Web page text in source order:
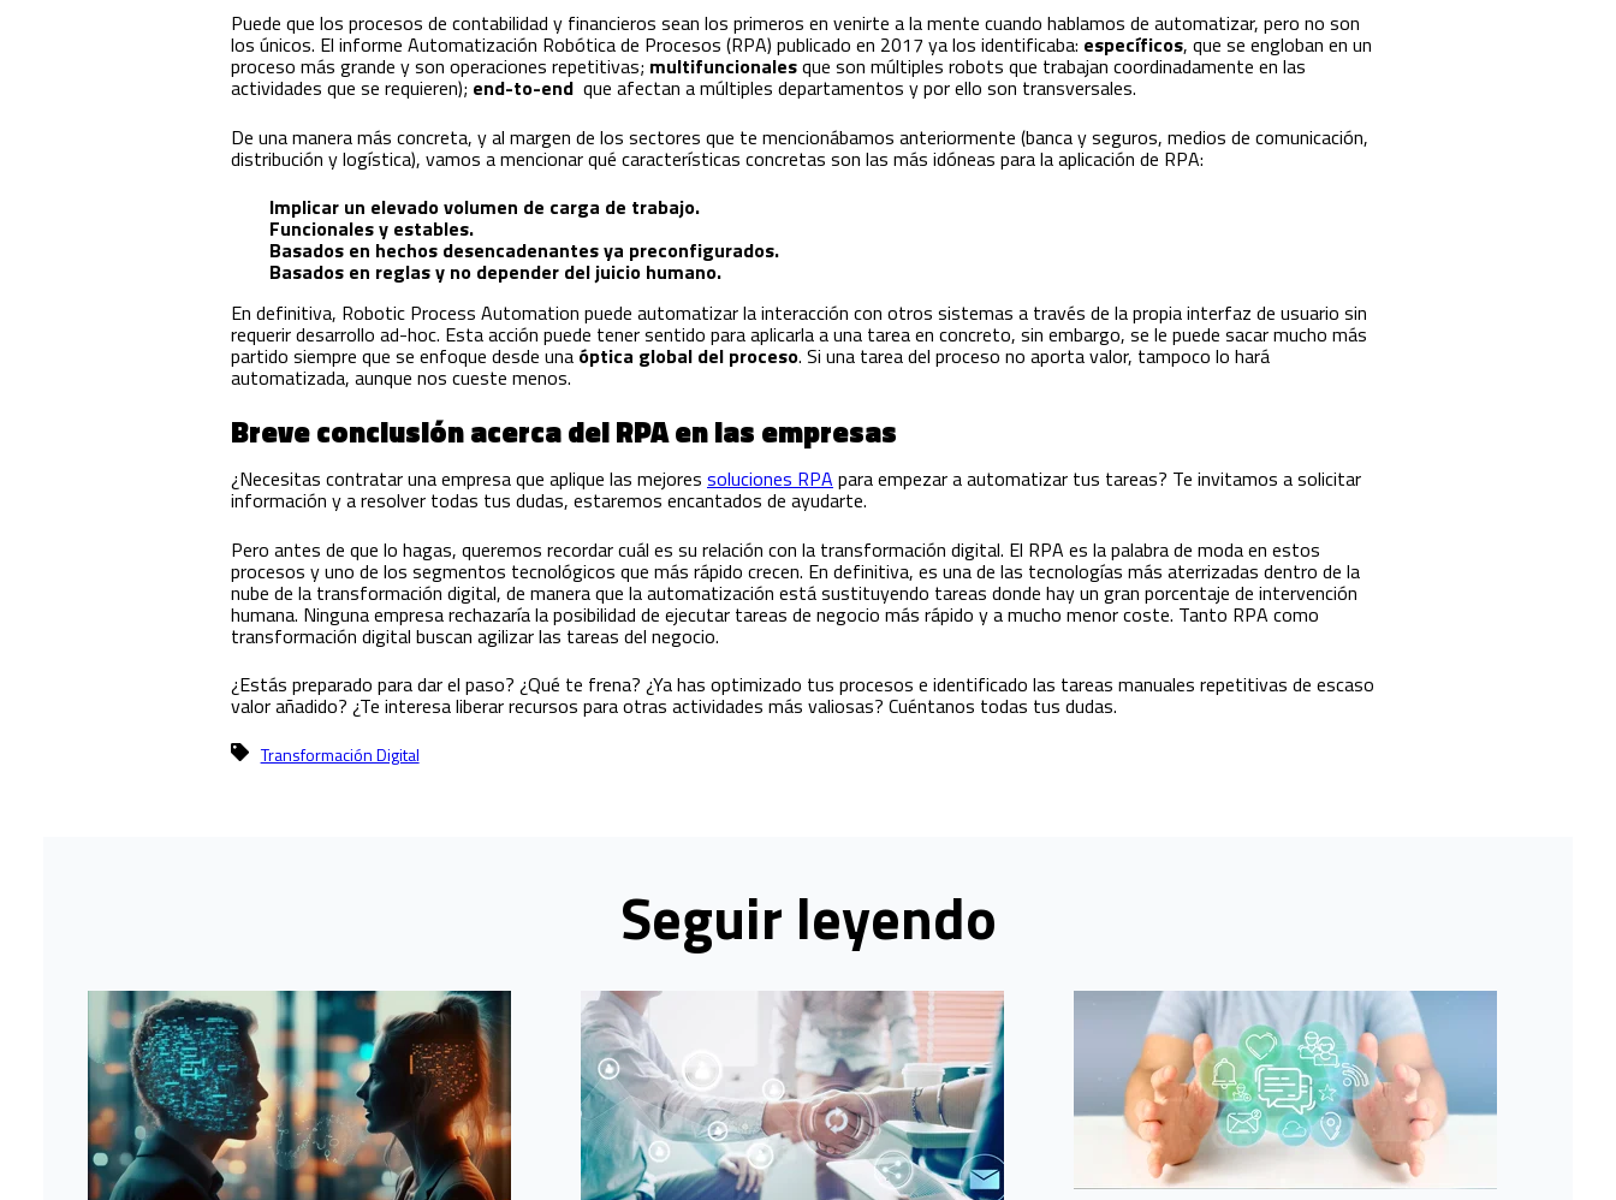
Puede que los procesos de contabilidad y financieros sean los primeros en venirte a la mente cuando hablamos de automatizar, pero no son
los únicos. El informe Automatización Robótica de Procesos (RPA) publicado en 2017 ya los identificaba: específicos, que se engloban en un
proceso más grande y son operaciones repetitivas; multifuncionalesque son múltiples robots que trabajan coordinadamente en las
actividades que se requieren); end-to-end que afectan a múltiples departamentos y por ello son transversales.
De una manera más concreta, y al margen de los sectores que te mencionábamos anteriormente (banca y seguros, medios de comunicación,
distribución y logística), vamos a mencionar qué características concretas son las más idóneas para la aplicación de RPA:
Implicar un elevado volumen de carga de trabajo.
Funcionales y estables.
Basados en hechos desencadenantes ya preconfigurados.
Basados en reglas y no depender del juicio humano.
En definitiva, Robotic Process Automation puede automatizar la interacción con otros sistemas a través de la propia interfaz de usuario sin
requerir desarrollo ad-hoc. Esta acción puede tener sentido para aplicarla a una tarea en concreto, sin embargo, se le puede sacar mucho más
partido siempre que se enfoque desde una óptica global del proceso. Si una tarea del proceso no aporta valor, tampoco lo hará
automatizada, aunque nos cueste menos.
Breve conclusión acerca del RPA en las empresas
¿Necesitas contratar una empresa que aplique las mejores soluciones RPA para empezar a automatizar tus tareas? Te invitamos a solicitar
información y a resolver todas tus dudas, estaremos encantados de ayudarte.
Pero antes de que lo hagas, queremos recordar cuál es su relación con la transformación digital. El RPA es la palabra de moda en estos
procesos y uno de los segmentos tecnológicos que más rápido crecen. En definitiva, es una de las tecnologías más aterrizadas dentro de la
nube de la transformación digital, de manera que la automatización está sustituyendo tareas donde hay un gran porcentaje de intervención
humana. Ninguna empresa rechazaría la posibilidad de ejecutar tareas de negocio más rápido y a mucho menor coste. Tanto RPA como
transformación digital buscan agilizar las tareas del negocio.
¿Estás preparado para dar el paso? ¿Qué te frena? ¿Ya has optimizado tus procesos e identificado las tareas manuales repetitivas de escaso
valor añadido? ¿Te interesa liberar recursos para otras actividades más valiosas? Cuéntanos todas tus dudas.
Transformación Digital
Seguir leyendo